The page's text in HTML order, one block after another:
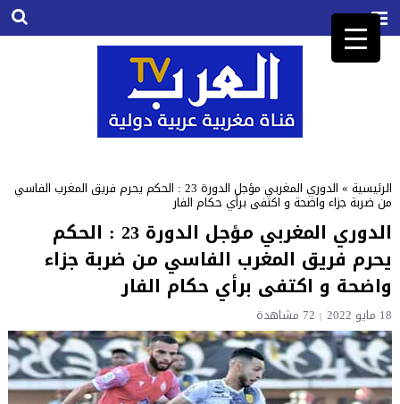
الرئيسية» الدوري المغربي مؤجل الدورة 23 : الحكم يحرم فريق المغرب الفاسي
من ضربة جزاء واضحة و اكتفى برأي حكام الفار
الدوري المغربي مؤجل الدورة 23 : الحكم
يحرم فريق المغرب الفاسي من ضربة جزاء
واضحة و اكتفى برأي حكام الفار
18 مايو 2022 72مشاهدة